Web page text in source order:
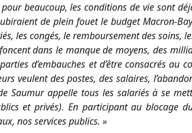
beaucoup, les conditions de vie sont
de plein fouet le budget Macron-
les congés, le remboursement des soins,
dans le manque de moyens, des
d’embauches et d’être consacrés au
veulent des postes, des salaires,
Saumur appelle tous les salariés à se
et privés). En participant au blocage
nos services publics. »